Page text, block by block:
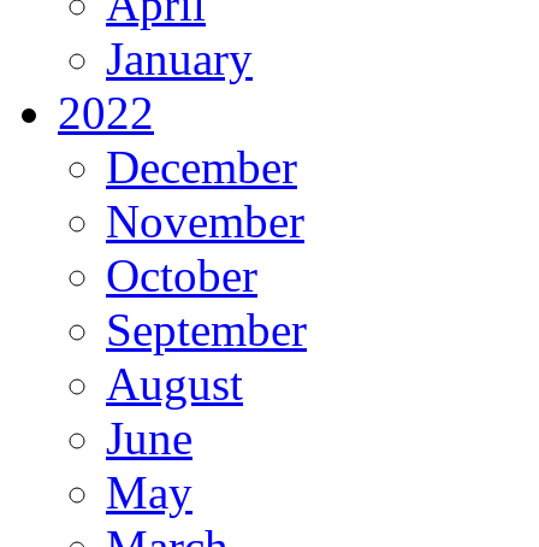
January
2022
December
November
October
September
August
June
May